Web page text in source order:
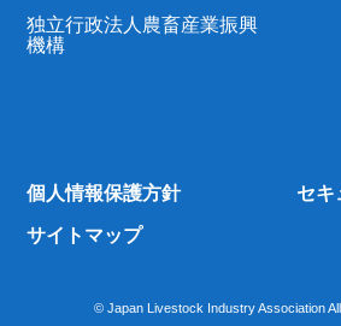
独立行政法人農畜産業振興
機構
個人情報保護方針 セキ
サイトマップ
© Japan Livestock Industry Association